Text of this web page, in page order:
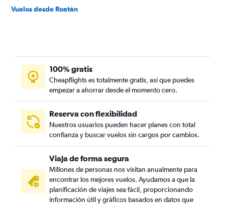
Vuelos desde Roatán
100% gratis
Cheapflights es totalmente gratis, así que puedes
empezar a ahorrar desde el momento cero.
Reserva con flexibilidad
Nuestros usuarios pueden hacer planes con total
confianza y buscar vuelos sin cargos por cambios.
Viaja de forma segura
Millones de personas nos visitan anualmente para
encontrar los mejores vuelos. Ayudamos a que la
planificación de viajes sea fácil, proporcionando
información útil y gráficos basados en datos que